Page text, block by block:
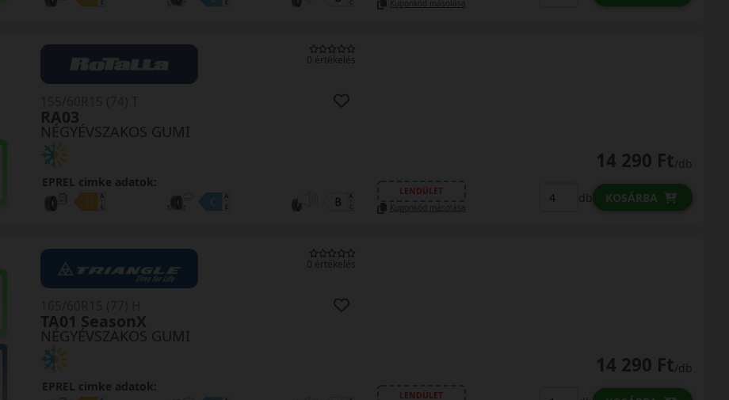
Kuponkód másolása
0 értékelés
NÉGYÉVSZAKOS GUMI
RA03
EPREL cimke adatok:
14 290 Ft/db
LENDÜLET
Kuponkód másolása
db KOSÁRBA
0 értékelés
NÉGYÉVSZAKOS GUMI
TA01 SeasonX
EPREL cimke adatok:
14 290 Ft/db
LENDÜLET